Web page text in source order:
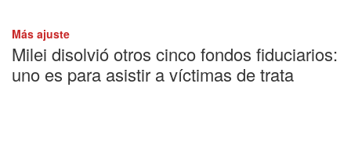
Más ajuste
Milei disolvió otros cinco fondos fiduciarios:
uno es para asistir a víctimas de trata